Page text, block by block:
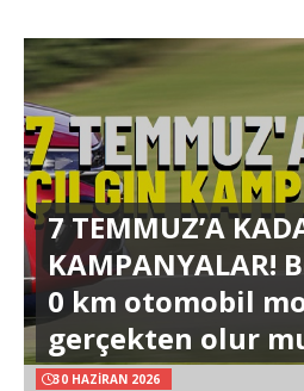
7 TEMMUZ’A
KAMPANYALAR!
0 km otomobil
gerçekten olur
30 HAZIRAN 2026